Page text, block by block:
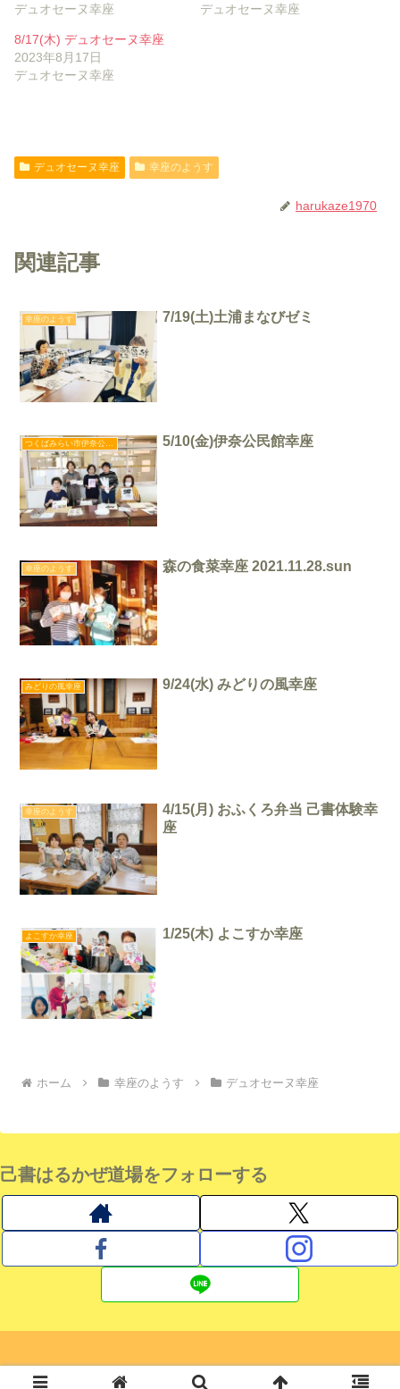
デュオセーヌ幸座
デュオセーヌ幸座
8/17(木) デュオセーヌ幸座
2023年8月17日
デュオセーヌ幸座
デュオセーヌ幸座 幸座のようす
harukaze1970
関連記事
幸座のようす 7/19(土)土浦まなびゼミ
つくばみらい市伊奈公民館幸座 5/10(金)伊奈公民館幸座
幸座のようす 森の食菜幸座 2021.11.28.sun
みどりの風幸座 9/24(水) みどりの風幸座
幸座のようす
4/15(月) おふくろ弁当 己書体験幸
座
よこすか幸座 1/25(木) よこすか幸座
ホーム 幸座のようす デュオセーヌ幸座
己書はるかぜ道場をフォローする
© 2019 己書はるかぜ道場 おのれしょ日記.